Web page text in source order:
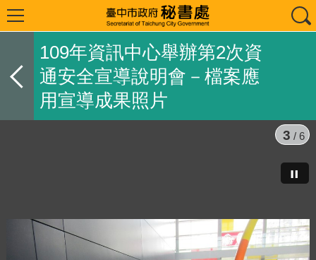
109年資訊中心舉辦第2次資
通安全宣導說明會－檔案應
用宣導成果照片
3 / 6